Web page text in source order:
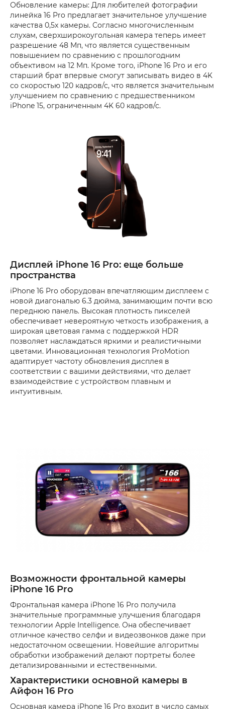
Обновление камеры: Для любителей фотографии
линейка 16 Pro предлагает значительное улучшение
качества 0,5x камеры. Согласно многочисленным
слухам, сверхширокоугольная камера теперь имеет
разрешение 48 Мп, что является существенным
повышением по сравнению с прошлогодним
объективом на 12 Мп. Кроме того, iPhone 16 Pro и его
старший брат впервые смогут записывать видео в 4K
со скоростью 120 кадров/с, что является значительным
улучшением по сравнению с предшественником
iPhone 15, ограниченным 4K 60 кадров/с.
Дисплей iPhone 16 Pro: еще больше
пространства
iPhone 16 Pro оборудован впечатляющим дисплеем с
новой диагональю 6.3 дюйма, занимающим почти всю
переднюю панель. Высокая плотность пикселей
обеспечивает невероятную четкость изображения, а
широкая цветовая гамма с поддержкой HDR
позволяет наслаждаться яркими и реалистичными
цветами. Инновационная технология ProMotion
адаптирует частоту обновления дисплея в
соответствии с вашими действиями, что делает
взаимодействие с устройством плавным и
интуитивным.
Возможности фронтальной камеры
iPhone 16 Pro
Фронтальная камера iPhone 16 Pro получила
значительные программные улучшения благодаря
технологии Apple Intelligence. Она обеспечивает
отличное качество селфи и видеозвонков даже при
недостаточном освещении. Новейшие алгоритмы
обработки изображений делают портреты более
детализированными и естественными.
Характеристики основной камеры в
Айфон 16 Pro
Основная камера iPhone 16 Pro входит в число самых